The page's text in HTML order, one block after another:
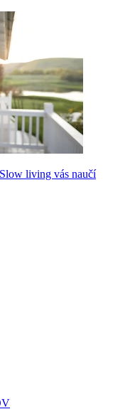
living vás naučí